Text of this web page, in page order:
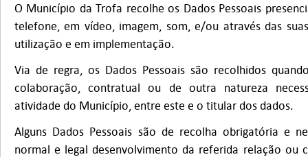
O Município da Trofa recolhe os Dados Pessoais
telefone, em vídeo, imagem, som, e/ou através das
utilização e em implementação.
Via de regra, os Dados Pessoais são recolhidos
colaboração, contratual ou de outra natureza
atividade do Município, entre este e o titular dos dados.
Alguns Dados Pessoais são de recolha obrigatória e
normal e legal desenvolvimento da referida relação ou